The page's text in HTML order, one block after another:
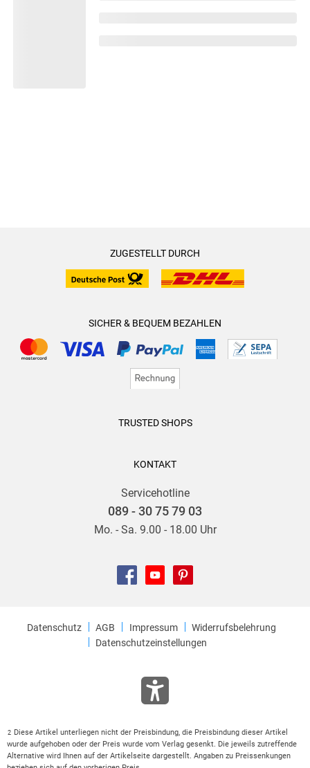
ZUGESTELLT DURCH
SICHER & BEQUEM BEZAHLEN
TRUSTED SHOPS
KONTAKT
Servicehotline
089 - 30 75 79 03
Mo. - Sa. 9.00 - 18.00 Uhr
Datenschutz AGB Impressum
Widerrufsbelehrung
Datenschutzeinstellungen
2
Diese Artikel unterliegen nicht der Preisbindung, die Preisbindung dieser Artikel
wurde aufgehoben oder der Preis wurde vom Verlag gesenkt. Die jeweils zutreffende
Alternative wird Ihnen auf der Artikelseite dargestellt. Angaben zu Preissenkungen